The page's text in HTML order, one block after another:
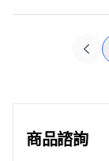
商品諮詢